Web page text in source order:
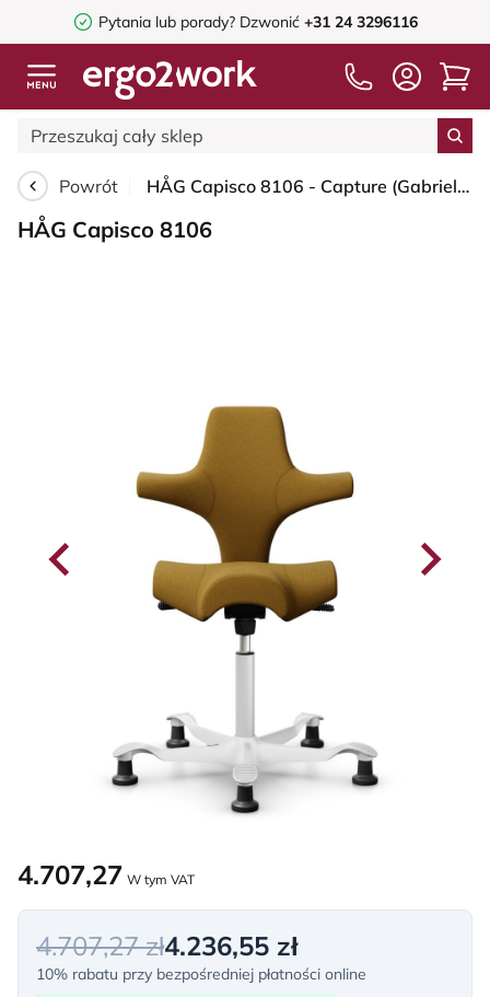
Pytania lub porady? Dzwonić +31 24 3296116
Powrót HÅG Capisco 8106 - Capture (Gabriel) - Wełna / Poliamid - CPT6401 - Ochre - White - 200 mm (seat height 46-64cm) - Glides
HÅG Capisco 8106
4.707,27 W tym VAT
4.707,27 zł4.236,55 zł
10% rabatu przy bezpośredniej płatności online